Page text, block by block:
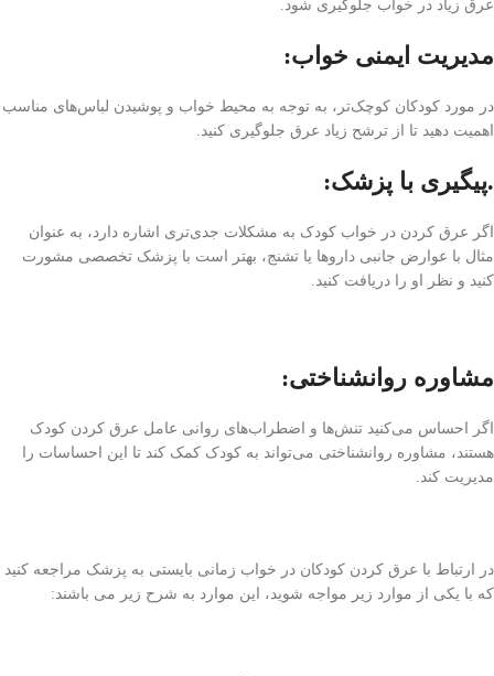
عرق زیاد در خواب جلوگیری شود.
مدیریت ایمنی خواب:
در مورد کودکان کوچک‌تر، به توجه به محیط خواب و پوشیدن لباس‌های مناسب
اهمیت دهید تا از ترشح زیاد عرق جلوگیری کنید.
.پیگیری با پزشک:
اگر عرق کردن در خواب کودک به مشکلات جدی‌تری اشاره دارد، به عنوان
مثال با عوارض جانبی داروها یا تشنج، بهتر است با پزشک تخصصی مشورت
کنید و نظر او را دریافت کنید.
مشاوره روانشناختی:
اگر احساس می‌کنید تنش‌ها و اضطراب‌های روانی عامل عرق کردن کودک
هستند، مشاوره روانشناختی می‌تواند به کودک کمک کند تا این احساسات را
مدیریت کند.
در ارتباط با عرق کردن کودکان در خواب زمانی بایستی به پزشک مراجعه کنید
که با یکی از موارد زیر مواجه شوید، این موارد به شرح زیر می باشند: